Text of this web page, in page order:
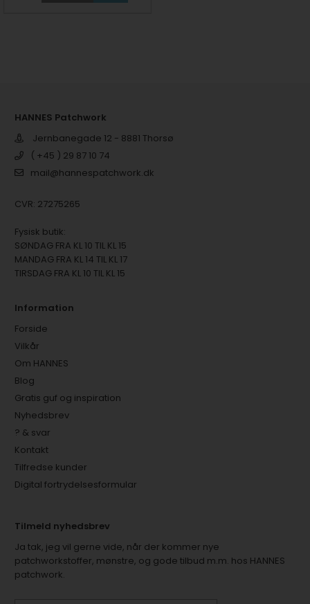
HANNES Patchwork
Jernbanegade 12 - 8881 Thorsø
( +45 ) 29 87 10 74
mail@hannespatchwork.dk
CVR: 27275265
Fysisk butik:
SØNDAG FRA KL 10 TIL KL 15
MANDAG FRA KL 14 TIL KL 17
TIRSDAG FRA KL 10 TIL KL 15
Information
Forside
Vilkår
Om HANNES
Blog
Gratis guf og inspiration
Nyhedsbrev
? & svar
Kontakt
Tilfredse kunder
Digital fortrydelsesformular
Tilmeld nyhedsbrev
Ja tak, jeg vil gerne vide, når der kommer nye
patchworkstoffer, mønstre, og gode tilbud m.m. hos HANNES
patchwork.